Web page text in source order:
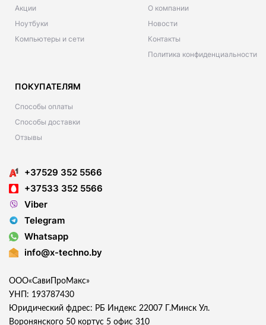
Акции
Ноутбуки
Компьютеры и сети
О компании
Новости
Контакты
Политика конфиденциальности
ПОКУПАТЕЛЯМ
Способы оплаты
Способы доставки
Отзывы
+37529 352 5566
+37533 352 5566
Viber
Telegram
Whatsapp
info@x-techno.by
ООО«СавиПроМакс»
УНП: 193787430
Юридический фдрес: РБ Индекс 22007 Г.Минск Ул.
Воронянского 50 кортус 5 офис 310